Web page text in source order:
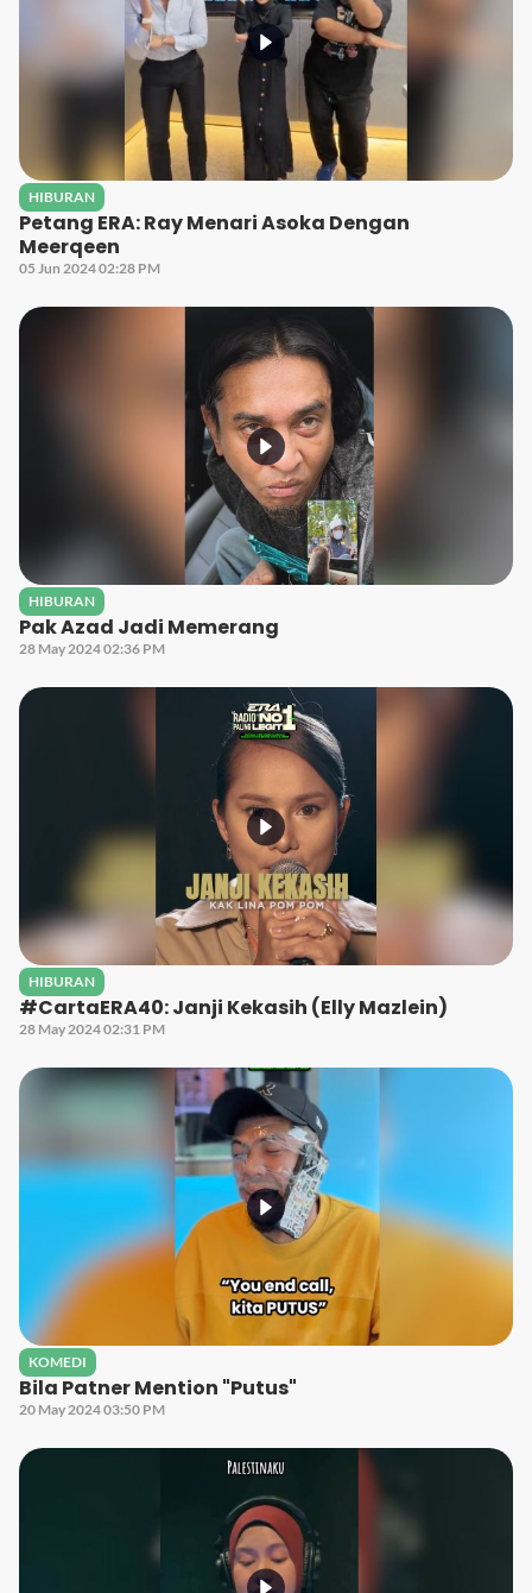
HIBURAN
Petang ERA: Ray Menari Asoka Dengan
Meerqeen
05 Jun 2024 02:28 PM
HIBURAN
Pak Azad Jadi Memerang
28 May 2024 02:36 PM
HIBURAN
#CartaERA40: Janji Kekasih (Elly Mazlein)
28 May 2024 02:31 PM
KOMEDI
Bila Patner Mention "Putus"
20 May 2024 03:50 PM